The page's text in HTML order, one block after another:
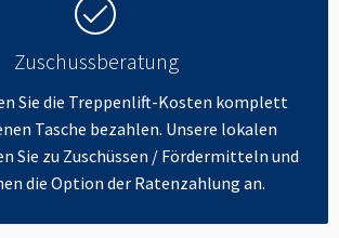
Zuschussberatung
Sie die Treppenlift-Kosten komplett
Tasche bezahlen. Unsere lokalen
Sie zu Zuschüssen / Fördermitteln und
die Option der Ratenzahlung an.